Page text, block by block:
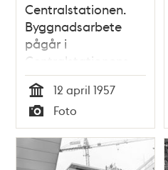
Centralstationen.
Byggnadsarbete
pågår i
Centralstationens
stora hall
Tid
12 april 1957
Typ
Foto